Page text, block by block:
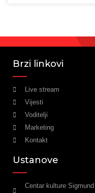
Brzi linkovi
Live stream
Vijesti
Voditelji
Marketing
Kontakt
Ustanove
Centar kulture Sigmund